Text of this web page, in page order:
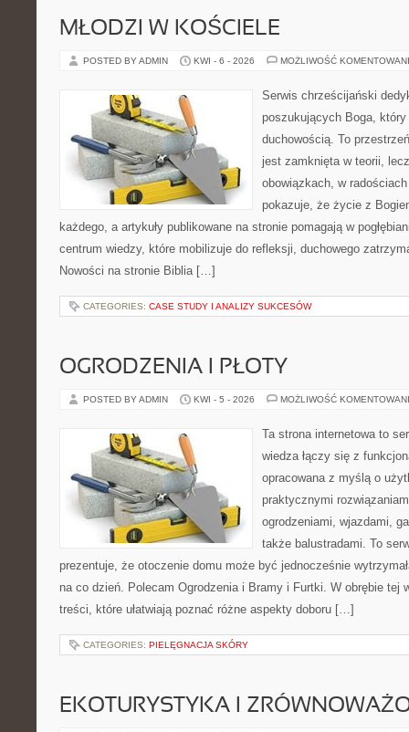
MŁODZI W KOŚCIELE
POSTED BY ADMIN KWI - 6 - 2026 MOŻLIWOŚĆ
Serwis chrześcijański
poszukujących Boga,
duchowością. To
jest zamknięta w teorii,
obowiązkach, w
pokazuje, że życie z
każdego, a artykuły publikowane na stronie pomagają w
centrum wiedzy, które mobilizuje do refleksji, duchowego
Nowości na stronie Biblia […]
CATEGORIES: CASE STUDY I ANALIZY SUKCESÓW
OGRODZENIA I PŁOTY
POSTED BY ADMIN KWI - 5 - 2026 MOŻLIWOŚĆ
Ta strona internetowa to
wiedza łączy się z
opracowana z myślą o
praktycznymi
ogrodzeniami, wjazdami,
także balustradami. To
prezentuje, że otoczenie domu może być jednocześnie
na co dzień. Polecam Ogrodzenia i Bramy i Furtki. W obrębie tej
treści, które ułatwiają poznać różne aspekty doboru […]
CATEGORIES: PIELĘGNACJA SKÓRY
EKOTURYSTYKA I